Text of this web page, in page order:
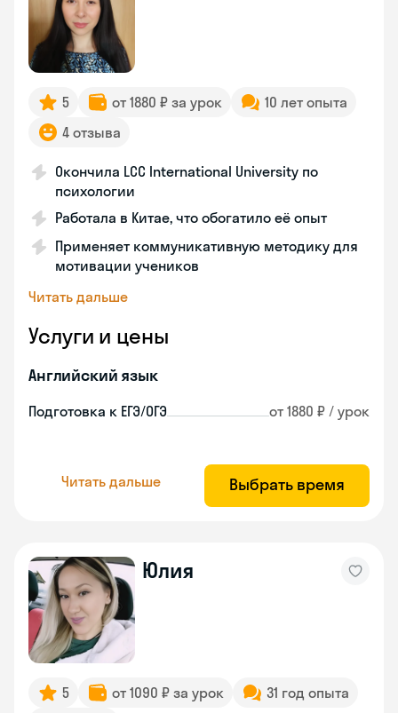
5 от 1880 ₽ за урок
10 лет опыта
4 отзыва
Окончила LCC International University по
психологии
Работала в Китае, что обогатило её опыт
Применяет коммуникативную методику для
мотивации учеников
Читать дальше
Услуги и цены
Английский язык
Подготовка к ЕГЭ/ОГЭ от 1880 ₽ / урок
Читать дальше Выбрать время
Юлия
5 от 1090 ₽ за урок
31 год опыта